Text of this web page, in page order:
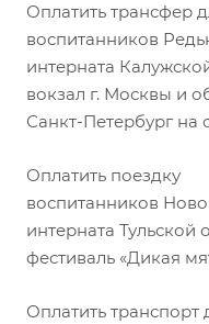
Оплатить трансфер
воспитанников
интерната
вокзал г. Москвы и
Санкт-Петербург на
Оплатить поездку
воспитанников
интерната
фестиваль «Дикая
Оплатить транспорт